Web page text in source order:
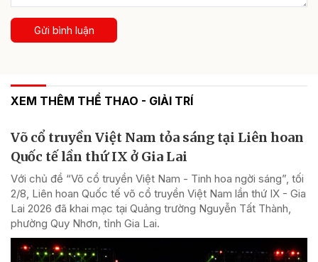
Gửi bình luận
XEM THÊM THỂ THAO - GIẢI TRÍ
Võ cổ truyền Việt Nam tỏa sáng tại Liên hoan
Quốc tế lần thứ IX ở Gia Lai
Với chủ đề “Võ cổ truyền Việt Nam - Tinh hoa ngời sáng”, tối
2/8, Liên hoan Quốc tế võ cổ truyền Việt Nam lần thứ IX - Gia
Lai 2026 đã khai mạc tại Quảng trường Nguyễn Tất Thành,
phường Quy Nhơn, tỉnh Gia Lai.